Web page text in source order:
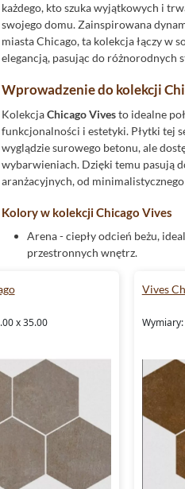
każdego, kto szuka wyjątkowych i
swojego domu. Zainspirowana
miasta Chicago, ta kolekcja łączy w
elegancją, pasując do różnorodnych
Wprowadzenie do kolekcji
KolekcjaChicago Vivesto idealne
funkcjonalności i estetyki. Płytki tej
wyglądzie surowego betonu, ale
wybarwieniach. Dzięki temu pasują
aranżacyjnych, od
Kolory w kolekcji Chicago Vives
Arena - ciepły odcień beżu,
przestronnych wnętrz.
charakteru każdemu
Grafito - intensywny, ciemny
subtelnych dekoracji.
Rozmiary i typy płytek w
Kolekcja ChicagoVives oferuje
rektyfikowane,
Do wyboru są wymiary:
oraz 60x60 cm. Dodatkowo, kolekcja
x 35.00
Vives